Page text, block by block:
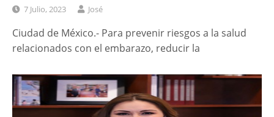
7 Julio, 2023 José
Ciudad de México.- Para prevenir riesgos a la salud
relacionados con el embarazo, reducir la